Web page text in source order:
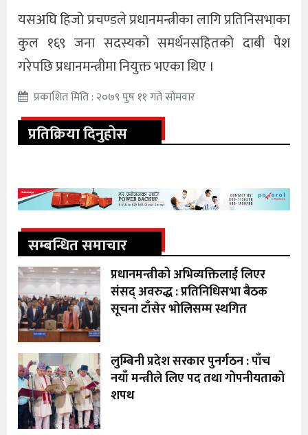
यसअघि हिजो प्रचण्डले प्रधानमन्त्रीका लागि प्रतिनिसभाका
कुल १६९ जना सदस्यको समर्थनसहितको दाबी पेश
गरेपछि प्रधानमन्त्रीमा नियुक्त भएका थिए ।
प्रकाशित मिति : २०७९ पुष ११ गते सोमवार
प्रतिक्रिया दिनुहोस
सम्बन्धित समाचार
प्रधानमन्त्रीको अभिव्यक्तिलाई लिएर
संसद् अवरुद्ध : प्रतिनिधिसभा बैठक
सूचना टाँसेर भोलिसम्म स्थगित
लुम्बिनी प्रदेश सरकार पुनर्गठन : पाँच
नयाँ मन्त्रीले लिए पद तथा गोपनीयताको
शपथ